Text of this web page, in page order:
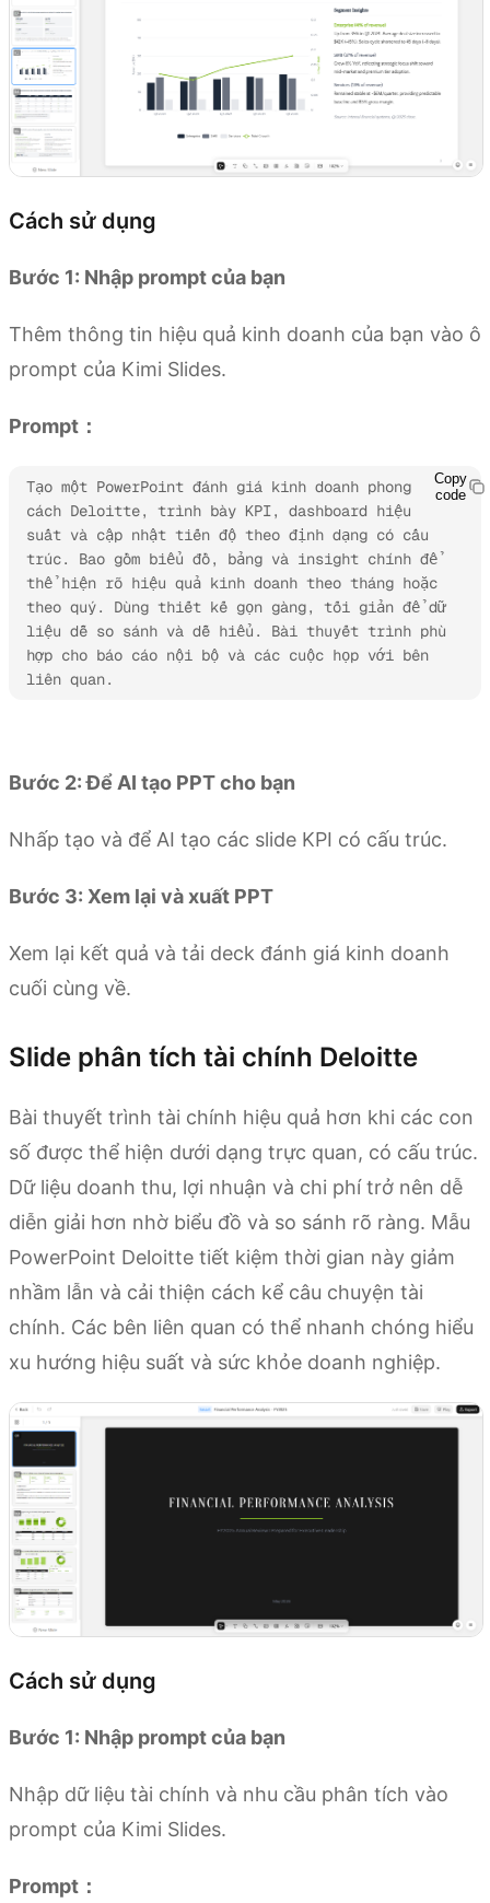
Cách sử dụng
Bước 1: Nhập prompt của bạn
Thêm thông tin hiệu quả kinh doanh của bạn vào ô
prompt của Kimi Slides.
Prompt：
Tạo một PowerPoint đánh giá kinh doanh phong
cách Deloitte, trình bày KPI, dashboard hiệu
suất và cập nhật tiến độ theo định dạng có cấu
trúc. Bao gồm biểu đồ, bảng và insight chính để
thể hiện rõ hiệu quả kinh doanh theo tháng hoặc
theo quý. Dùng thiết kế gọn gàng, tối giản để dữ
liệu dễ so sánh và dễ hiểu. Bài thuyết trình phù
hợp cho báo cáo nội bộ và các cuộc họp với bên
liên quan.
Copy
code
Bước 2: Để AI tạo PPT cho bạn
Nhấp tạo và để AI tạo các slide KPI có cấu trúc.
Bước 3: Xem lại và xuất PPT
Xem lại kết quả và tải deck đánh giá kinh doanh
cuối cùng về.
Slide phân tích tài chính Deloitte
Bài thuyết trình tài chính hiệu quả hơn khi các con
số được thể hiện dưới dạng trực quan, có cấu trúc.
Dữ liệu doanh thu, lợi nhuận và chi phí trở nên dễ
diễn giải hơn nhờ biểu đồ và so sánh rõ ràng. Mẫu
PowerPoint Deloitte tiết kiệm thời gian này giảm
nhầm lẫn và cải thiện cách kể câu chuyện tài
chính. Các bên liên quan có thể nhanh chóng hiểu
xu hướng hiệu suất và sức khỏe doanh nghiệp.
Cách sử dụng
Bước 1: Nhập prompt của bạn
Nhập dữ liệu tài chính và nhu cầu phân tích vào
prompt của Kimi Slides.
Prompt：